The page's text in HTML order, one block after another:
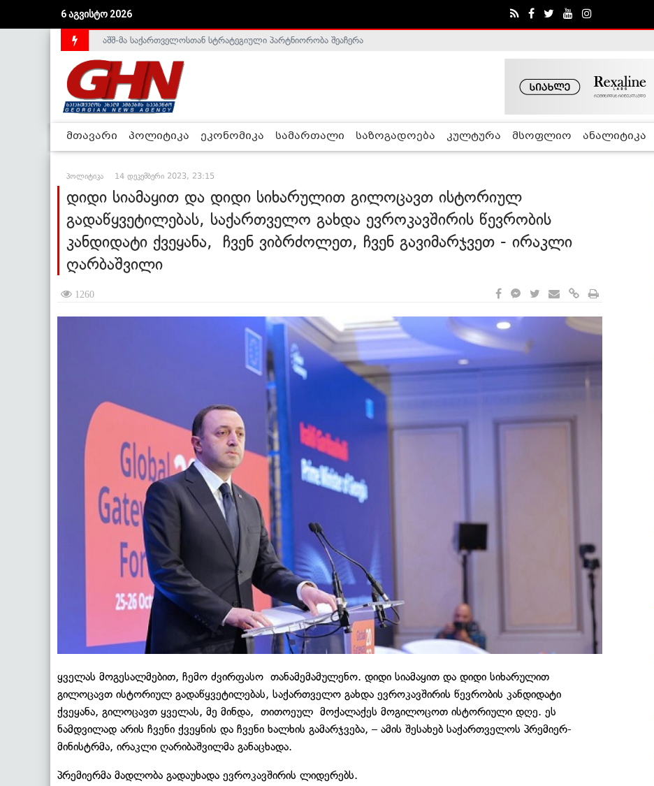
6 აგვისტო 2026
საქართველოს დე-ფაქტო მთავრობა არალეგიტიმურია - ჰელსინკის კომისია
აშშ-მა საქართველოსთან სტრატეგიული პარტნიორობა შეაჩერა
მთავარი პოლიტიკა ეკონომიკა სამართალი საზოგადოება კულტურა მსოფლიო ანალიტიკა
პოლიტიკა 14 დეკემბერი 2023, 23:15
დიდი სიამაყით და დიდი სიხარულით გილოცავთ ისტორიულ
გადაწყვეტილებას, საქართველო გახდა ევროკავშირის წევრობის
კანდიდატი ქვეყანა, ჩვენ ვიბრძოლეთ, ჩვენ გავიმარჯვეთ - ირაკლი
ღარბაშვილი
1260
ყველას მოგესალმებით, ჩემო ძვირფასო თანამემამულენო. დიდი სიამაყით და დიდი სიხარულით
გილოცავთ ისტორიულ გადაწყვეტილებას, საქართველო გახდა ევროკავშირის წევრობის კანდიდატი
ქვეყანა, გილოცავთ ყველას, მე მინდა, თითოეულ მოქალაქეს მოგილოცოთ ისტორიული დღე. ეს
ნამდვილად არის ჩვენი ქვეყნის და ჩვენი ხალხის გამარჯვება, – ამის შესახებ საქართველოს პრემიერ-
მინისტრმა, ირაკლი ღარიბაშვილმა განაცხადა.
პრემიერმა მადლობა გადაუხადა ევროკავშირის ლიდერებს.